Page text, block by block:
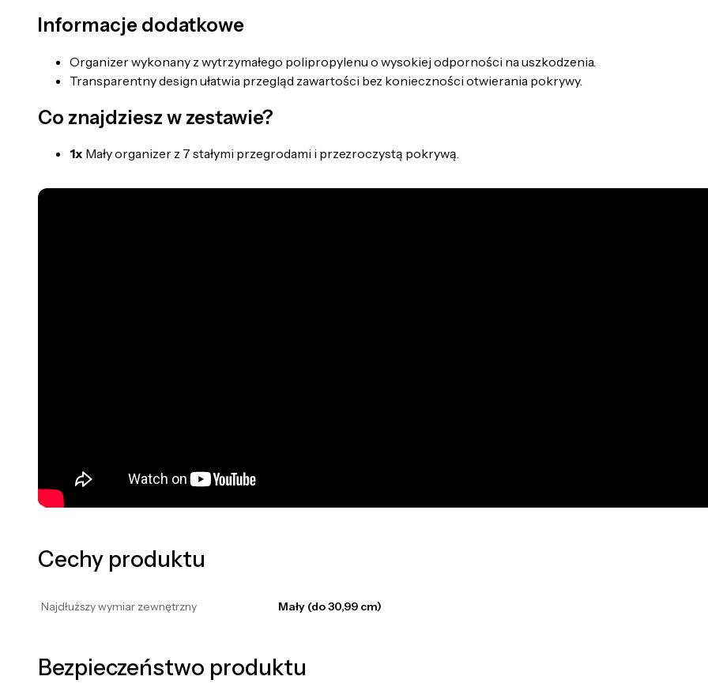
Informacje dodatkowe
Organizer wykonany z wytrzymałego polipropylenu o wysokiej odporności na uszkodzenia.
Transparentny design ułatwia przegląd zawartości bez konieczności otwierania pokrywy.
Co znajdziesz w zestawie?
1x Mały organizer z 7 stałymi przegrodami i przezroczystą pokrywą.
Cechy produktu
Najdłuższy wymiar zewnętrzny Mały (do 30,99 cm)
Bezpieczeństwo produktu